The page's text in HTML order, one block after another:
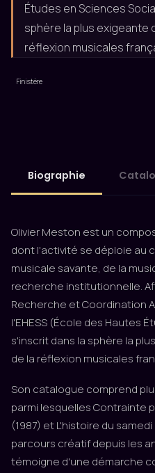
Études en Sciences
sphère la plus exigeante
réflexion musicales
Finistère
Biographie
Olivier Meston est un
dont l'activité se déploie au
musicale savante, de la
recherche institutionnelle.
Recherche et Coordination
l'EHESS (École des Hautes
s'inscrit dans la sphère la
de la réflexion musicales
Son catalogue comprend
parmi lesquelles Contrainte
(1987) et L'histoire du
parcours créatif depuis les
témoigne d'une démarche